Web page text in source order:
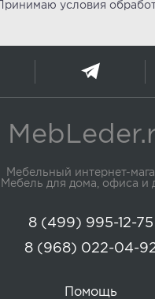
Принимаю условия
Мебельный интернет-
Мебель для дома, офиса и
Помощь
8 (499) 995-12-75
8 (968) 022-04-